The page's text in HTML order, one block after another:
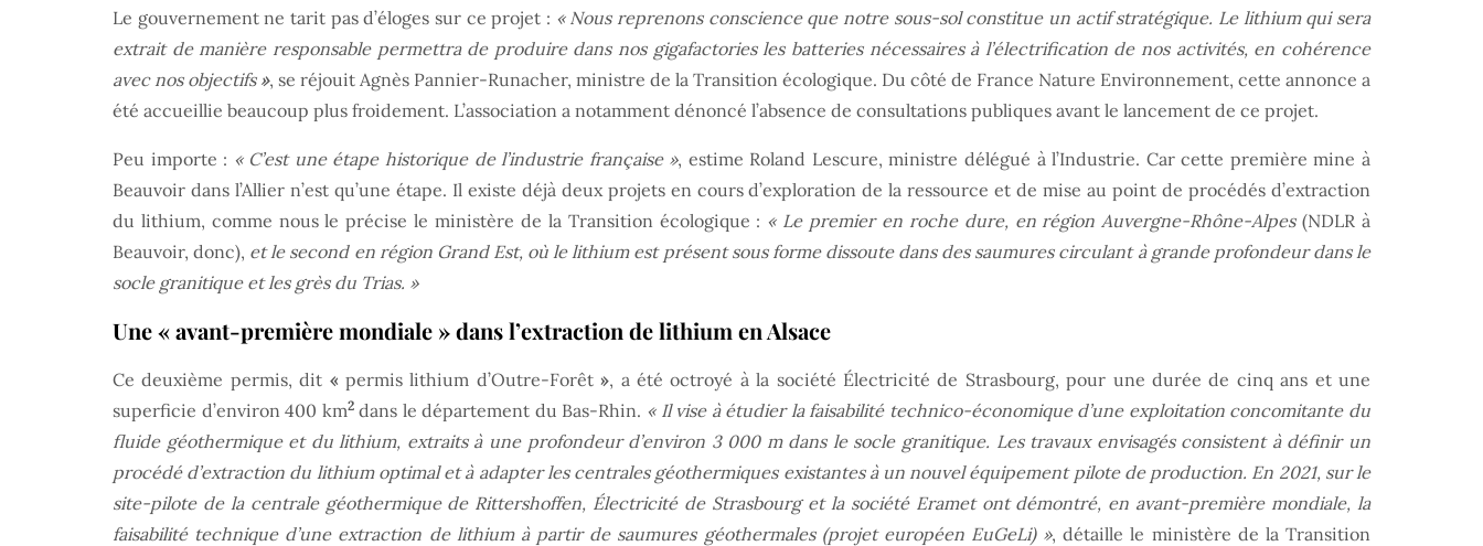
Le gouvernement ne tarit pas d’éloges sur ce projet : « Nous reprenons conscience que notre sous-sol constitue un actif stratégique. Le lithium qui sera
extrait de manière responsable permettra de produire dans nos gigafactories les batteries nécessaires à l’électrification de nos activités, en cohérence
avec nos objectifs », se réjouit Agnès Pannier-Runacher, ministre de la Transition écologique. Du côté de France Nature Environnement, cette annonce a
été accueillie beaucoup plus froidement. L’association a notamment dénoncé l’absence de consultations publiques avant le lancement de ce projet.
Peu importe : « C’est une étape historique de l’industrie française », estime Roland Lescure, ministre délégué à l’Industrie. Car cette première mine à
Beauvoir dans l’Allier n’est qu’une étape. Il existe déjà deux projets en cours d’exploration de la ressource et de mise au point de procédés d’extraction
du lithium, comme nous le précise le ministère de la Transition écologique : « Le premier en roche dure, en région Auvergne-Rhône-Alpes(NDLR à
Beauvoir, donc), et le second en région Grand Est, où le lithium est présent sous forme dissoute dans des saumures circulant à grande profondeur dans le
socle granitique et les grès du Trias. »
Une « avant-première mondiale » dans l’extraction de lithium en Alsace
Ce deuxième permis, dit « permis lithium d’Outre-Forêt», a été octroyé à la société Électricité de Strasbourg, pour une durée de cinq ans et une
superficie d’environ 400 km2dans le département du Bas-Rhin. « Il vise à étudier la faisabilité technico-économique d’une exploitation concomitante du
fluide géothermique et du lithium, extraits à une profondeur d’environ 3 000 m dans le socle granitique. Les travaux envisagés consistent à définir un
procédé d’extraction du lithium optimal et à adapter les centrales géothermiques existantes à un nouvel équipement pilote de production. En 2021, sur le
site-pilote de la centrale géothermique de Rittershoffen, Électricité de Strasbourg et la société Eramet ont démontré, en avant-première mondiale, la
faisabilité technique d’une extraction de lithium à partir de saumures géothermales (projet européen EuGeLi) », détaille le ministère de la Transition